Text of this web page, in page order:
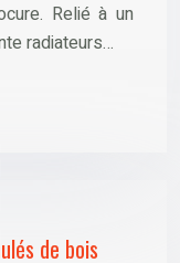
Relié à un
radiateurs…
de bois